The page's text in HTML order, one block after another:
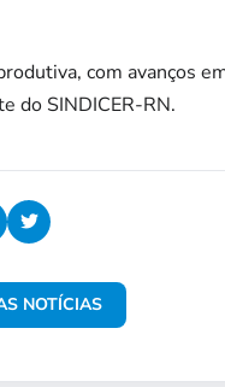
com avanços
do SINDICER-RN.
NOTÍCIAS